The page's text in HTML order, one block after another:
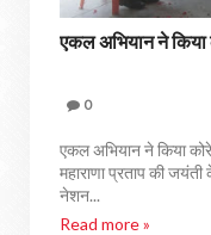
एकल अभियान ने किया
0
एकल अभियान ने किया
महाराणा प्रताप की
नेशन...
Read more »